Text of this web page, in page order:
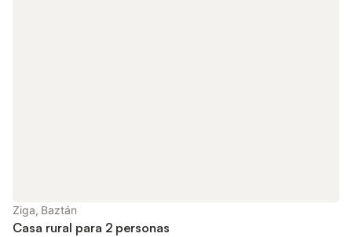
Ziga, Baztán
Casa rural para 2 personas